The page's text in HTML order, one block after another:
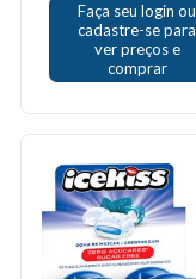
Faça seu login ou
cadastre-se para
ver preços e
comprar